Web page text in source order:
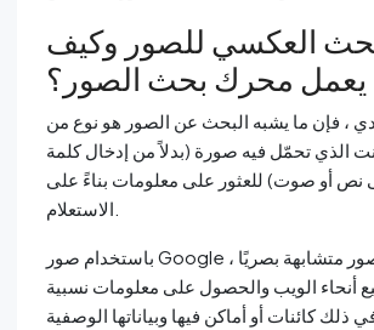
العكسي للصور وكيف
يعمل محرك بحث الصور؟
، فإن ما يشبه البحث عن الصور هو نوع من
الذي تحمّل فيه صورة (بدلاً من إدخال كلمة
نص أو صوت) للعثور على معلومات بناءً على
باستخدام صور Google ، يمكنك اكتشاف صور متشابهة بصريًا
أنحاء الويب والحصول على معلومات نسبية
كائنات أو أماكن فيها وبياناتها الوصفية